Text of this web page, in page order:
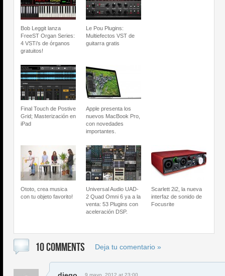
Bob Leggit lanza
FreeST Organ Series:
4 VSTi’s de órganos
gratuitos!
Le Pou Plugins:
Multiefectos VST de
guitarra gratis
Final Touch de Postive
Grid; Masterización en
iPad
Apple presenta los
nuevos MacBook Pro,
con novedades
importantes.
Ototo, crea musica
con tu objeto favorito!
Universal Audio UAD-
2 Quad Omni 6 ya a la
venta: 53 Plugins con
aceleración DSP.
Scarlett 2i2, la nueva
interfaz de sonido de
Focusrite
10 COMMENTS Deja tu comentario »
9 mayo, 2012 at 23:00